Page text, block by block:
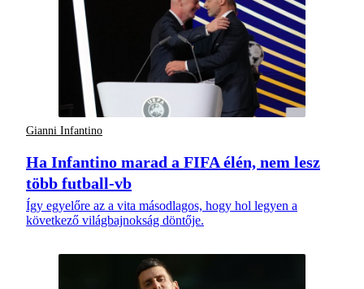
Gianni Infantino
Ha Infantino marad a FIFA élén, nem lesz
több futball-vb
Így egyelőre az a vita másodlagos, hogy hol legyen a
következő világbajnokság döntője.